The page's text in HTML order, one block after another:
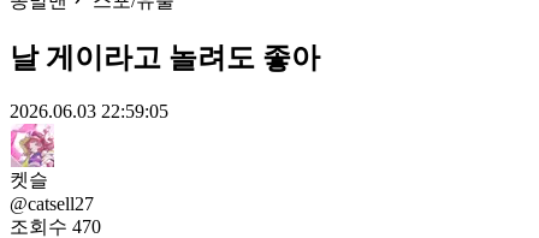
날 게이라고 놀려도 좋아
2026.06.03 22:59:05
켓슬
@catsell27
조회수 470